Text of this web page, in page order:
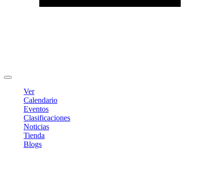
Ver
Calendario
Eventos
Clasificaciones
Noticias
Tienda
Blogs